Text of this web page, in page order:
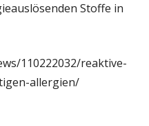
Stoffe in
110222032/reaktive-
allergien/